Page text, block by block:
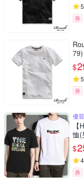
5
券
79)
$
5
券
優
恤(
$
券